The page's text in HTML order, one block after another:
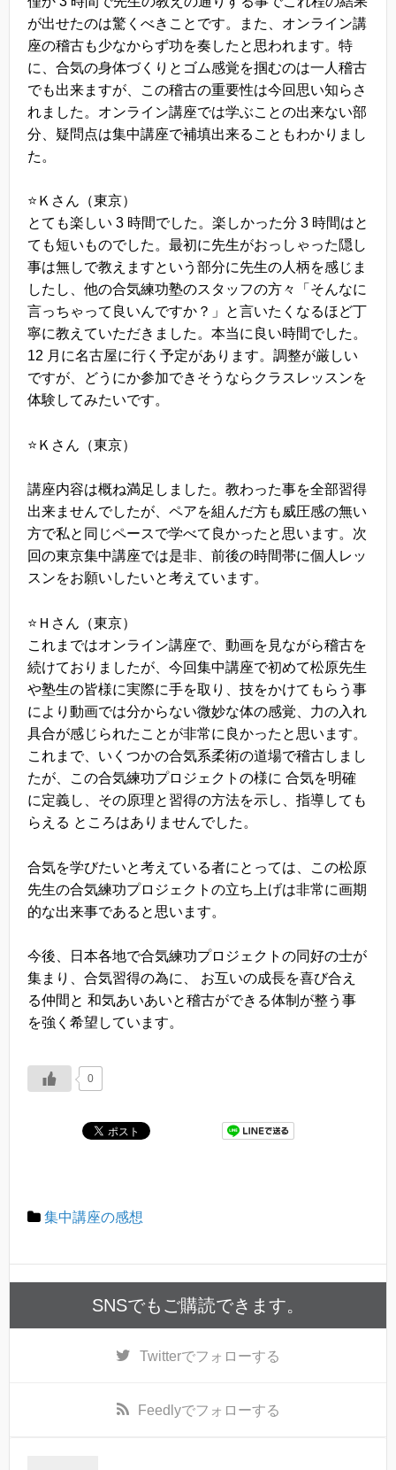
が出せたのは驚くべきことです。また、オンライン講
座の稽古も少なからず功を奏したと思われます。特
に、合気の身体づくりとゴム感覚を掴むのは一人稽古
でも出来ますが、この稽古の重要性は今回思い知らさ
れました。オンライン講座では学ぶことの出来ない部
分、疑問点は集中講座で補填出来ることもわかりまし
た。
⭐️Ｋさん（東京）
とても楽しい 3 時間でした。楽しかった分 3 時間はと
ても短いものでした。最初に先生がおっしゃった隠し
事は無しで教えますという部分に先生の人柄を感じま
したし、他の合気練功塾のスタッフの方々「そんなに
言っちゃって良いんですか？」と言いたくなるほど丁
寧に教えていただきました。本当に良い時間でした。
12 月に名古屋に行く予定があります。調整が厳しい
ですが、どうにか参加できそうならクラスレッスンを
体験してみたいです。
⭐️Ｋさん（東京）
講座内容は概ね満足しました。教わった事を全部習得
出来ませんでしたが、ペアを組んだ方も威圧感の無い
方で私と同じペースで学べて良かったと思います。次
回の東京集中講座では是非、前後の時間帯に個人レッ
スンをお願いしたいと考えています。
⭐️Ｈさん（東京）
これまではオンライン講座で、動画を見ながら稽古を
続けておりましたが、今回集中講座で初めて松原先生
や塾生の皆様に実際に手を取り、技をかけてもらう事
により動画では分からない微妙な体の感覚、力の入れ
具合が感じられたことが非常に良かったと思います。
これまで、いくつかの合気系柔術の道場で稽古しまし
たが、この合気練功プロジェクトの様に 合気を明確
に定義し、その原理と習得の方法を示し、指導しても
らえる ところはありませんでした。
合気を学びたいと考えている者にとっては、この松原
先生の合気練功プロジェクトの立ち上げは非常に画期
的な出来事であると思います。
今後、日本各地で合気練功プロジェクトの同好の士が
集まり、合気習得の為に、 お互いの成長を喜び合え
る仲間と 和気あいあいと稽古ができる体制が整う事
を強く希望しています。
0
集中講座の感想
SNSでもご購読できます。
Twitterでフォローする
Feedlyでフォローする